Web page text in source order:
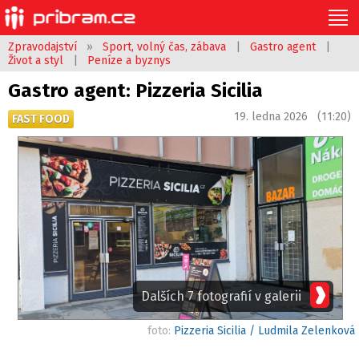
Zpravodajství » Sport, volný čas, zábava Gastro agent|
Život a styl
Peníze a byznys
Gastro agent: Pizzeria Sicilia
FAST FOOD 19. ledna 2026 (11:20)
Dalších 7 fotografií v galerii
foto: Pizzeria Sicilia / Ludmila Zelenková